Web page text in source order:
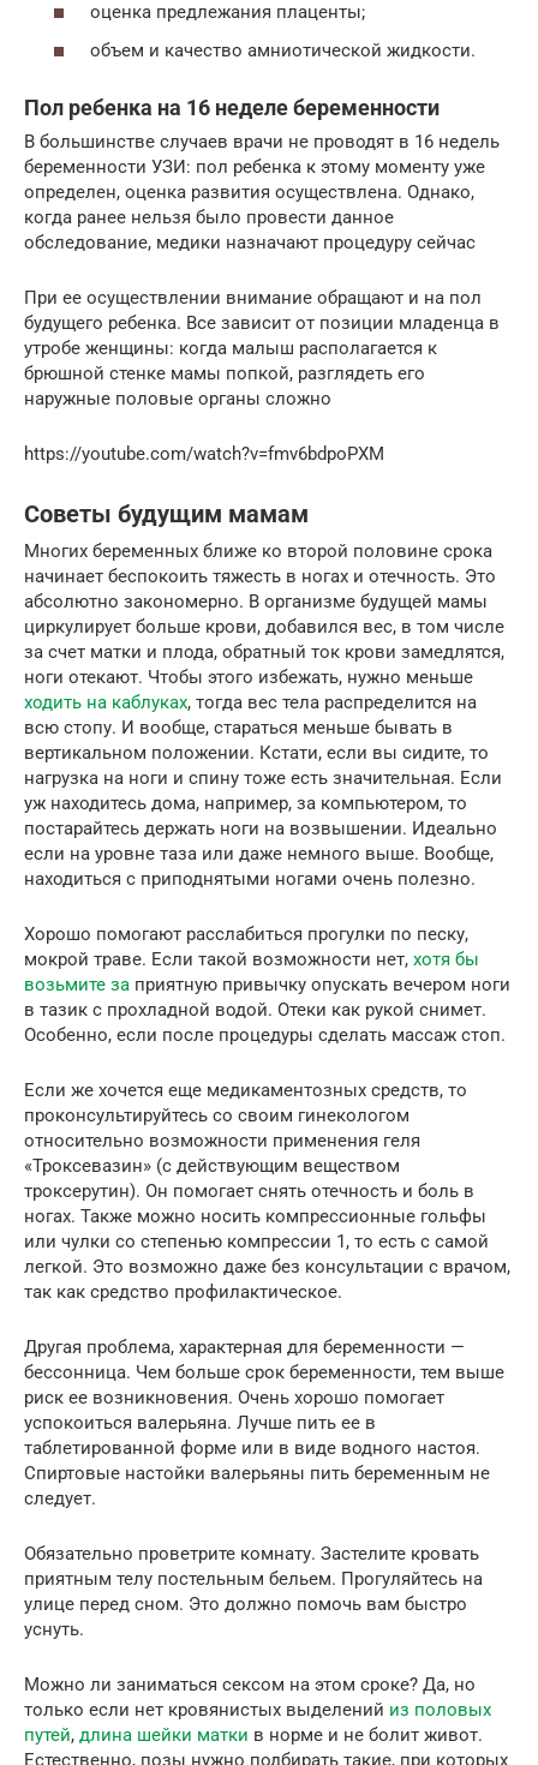
оценка предлежания плаценты;
объем и качество амниотической жидкости.
Пол ребенка на 16 неделе беременности
В большинстве случаев врачи не проводят в 16 недель
беременности УЗИ: пол ребенка к этому моменту уже
определен, оценка развития осуществлена. Однако,
когда ранее нельзя было провести данное
обследование, медики назначают процедуру сейчас
При ее осуществлении внимание обращают и на пол
будущего ребенка. Все зависит от позиции младенца в
утробе женщины: когда малыш располагается к
брюшной стенке мамы попкой, разглядеть его
наружные половые органы сложно
https://youtube.com/watch?v=fmv6bdpoPXM
Советы будущим мамам
Многих беременных ближе ко второй половине срока
начинает беспокоить тяжесть в ногах и отечность. Это
абсолютно закономерно. В организме будущей мамы
циркулирует больше крови, добавился вес, в том числе
за счет матки и плода, обратный ток крови замедлятся,
ноги отекают. Чтобы этого избежать, нужно меньше
ходить на каблуках, тогда вес тела распределится на
всю стопу. И вообще, стараться меньше бывать в
вертикальном положении. Кстати, если вы сидите, то
нагрузка на ноги и спину тоже есть значительная. Если
уж находитесь дома, например, за компьютером, то
постарайтесь держать ноги на возвышении. Идеально
если на уровне таза или даже немного выше. Вообще,
находиться с приподнятыми ногами очень полезно.
Хорошо помогают расслабиться прогулки по песку,
мокрой траве. Если такой возможности нет, хотя бы
возьмите за приятную привычку опускать вечером ноги
в тазик с прохладной водой. Отеки как рукой снимет.
Особенно, если после процедуры сделать массаж стоп.
Если же хочется еще медикаментозных средств, то
проконсультируйтесь со своим гинекологом
относительно возможности применения геля
«Троксевазин» (с действующим веществом
троксерутин). Он помогает снять отечность и боль в
ногах. Также можно носить компрессионные гольфы
или чулки со степенью компрессии 1, то есть с самой
легкой. Это возможно даже без консультации с врачом,
так как средство профилактическое.
Другая проблема, характерная для беременности —
бессонница. Чем больше срок беременности, тем выше
риск ее возникновения. Очень хорошо помогает
успокоиться валерьяна. Лучше пить ее в
таблетированной форме или в виде водного настоя.
Спиртовые настойки валерьяны пить беременным не
следует.
Обязательно проветрите комнату. Застелите кровать
приятным телу постельным бельем. Прогуляйтесь на
улице перед сном. Это должно помочь вам быстро
уснуть.
Можно ли заниматься сексом на этом сроке? Да, но
только если нет кровянистых выделений из половых
путей, длина шейки матки в норме и не болит живот.
Естественно, позы нужно подбирать такие, при которых